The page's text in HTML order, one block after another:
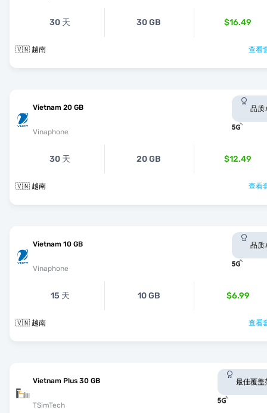
30 天 30 GB $16.49
🇻🇳 越南 查看
Vietnam 20 GB
Vinaphone
品质
30 天 20 GB $12.49
🇻🇳 越南 查看
Vietnam 10 GB
Vinaphone
品质
15 天 10 GB $6.99
🇻🇳 越南 查看
Vietnam Plus 30 GB
TSimTech
最佳覆盖